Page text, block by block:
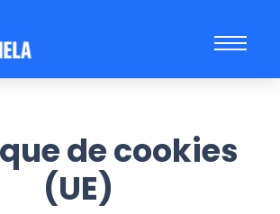
simple et performante
fournisseurs et les réappros
facile
pour myKomela
démo gratuite pour votre SAV
Région Réunion
de cookies
(UE)